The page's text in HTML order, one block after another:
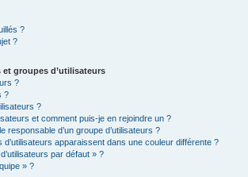
?
?
groupes d’utilisateurs
?
?
?
et comment puis-je en rejoindre un ?
responsable d’un groupe d’utilisateurs ?
d’utilisateurs apparaissent dans une couleur différente ?
par défaut » ?
» ?